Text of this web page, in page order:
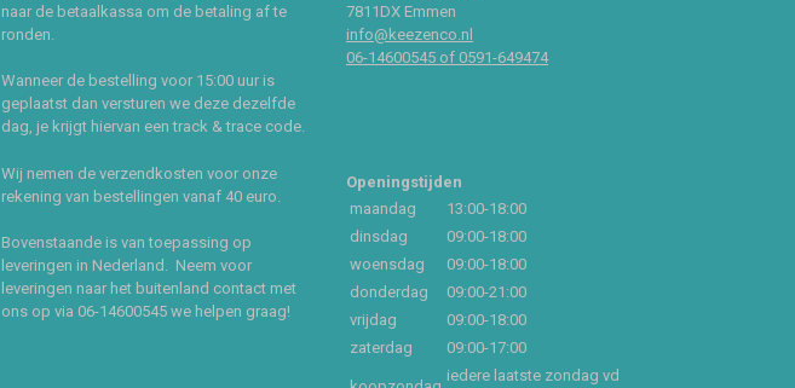
naar de betaalkassa om de betaling af te
ronden.
Wanneer de bestelling voor 15:00 uur is
geplaatst dan versturen we deze dezelfde
dag, je krijgt hiervan een track & trace code.
Wij nemen de verzendkosten voor onze
rekening van bestellingen vanaf 40 euro.
Bovenstaande is van toepassing op
leveringen in Nederland. Neem voor
leveringen naar het buitenland contact met
ons op via 06-14600545 we helpen graag!
7811DX Emmen
info@keezenco.nl
06-14600545 of 0591-649474
Openingstijden
maandag
13:00-18:00
dinsdag
09:00-18:00
woensdag
09:00-18:00
donderdag
09:00-21:00
vrijdag
09:00-18:00
zaterdag
09:00-17:00
iedere laatste zondag vd